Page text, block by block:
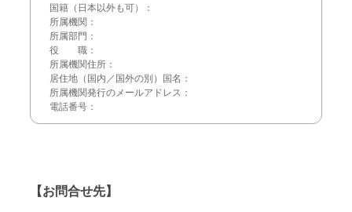
国籍（日本以外も可）：
所属機関：
所属部門：
役　　職：
所属機関住所：
居住地（国内／国外の別）国名：
所属機関発行のメールアドレス：
電話番号：
【お問合せ先】